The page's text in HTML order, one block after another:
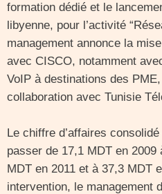
formation dédié et le
libyenne, pour l’activité
management annonce la
avec CISCO, notamment
VoIP à destinations des
collaboration avec Tunisie
Le chiffre d’affaires
passer de 17,1 MDT en
MDT en 2011 et à 37,3 MDT
intervention, le management